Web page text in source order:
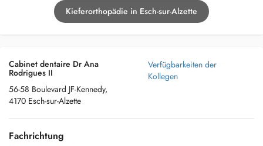
Kieferorthopädie in Esch-sur-Alzette
Cabinet dentaire Dr Ana
Rodrigues II
56-58 Boulevard JF-Kennedy,
4170 Esch-sur-Alzette
Verfügbarkeiten der
Kollegen
Fachrichtung